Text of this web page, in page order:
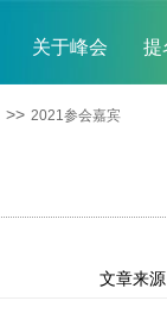
关于峰会 提
>> 2021参会嘉宾
文章来